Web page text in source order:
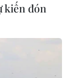
kiến đón